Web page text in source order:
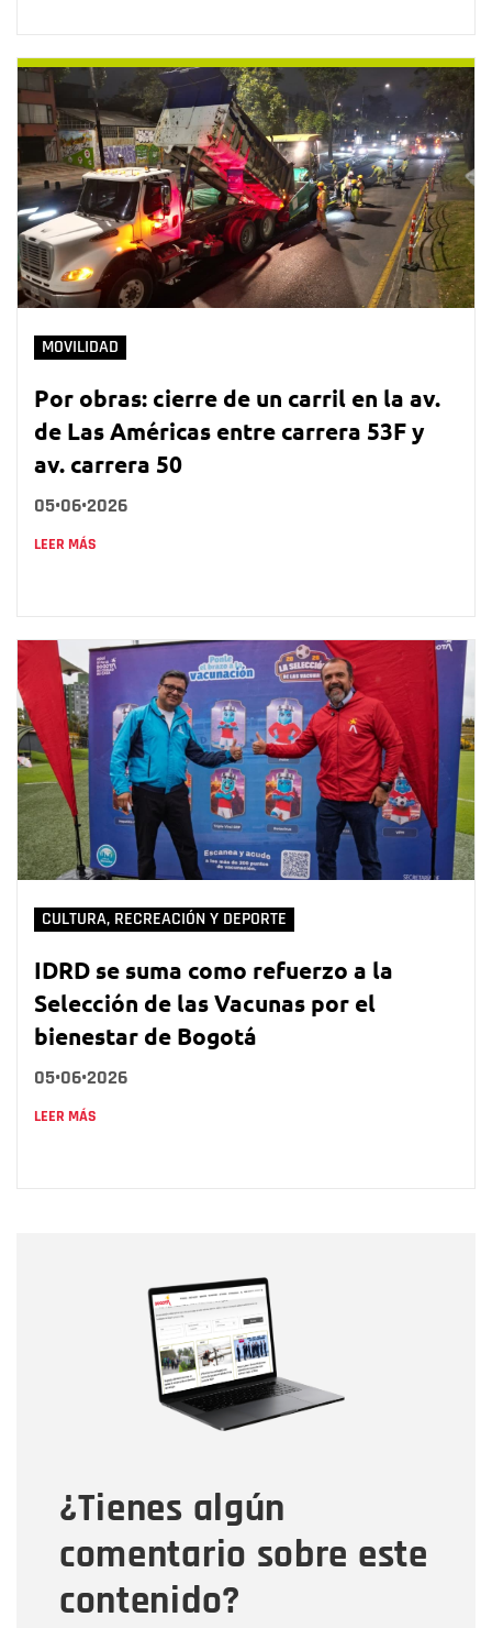
MOVILIDAD
Por obras: cierre de un carril en la av.
de Las Américas entre carrera 53F y
av. carrera 50
05•06•2026
LEER MÁS
CULTURA, RECREACIÓN Y DEPORTE
IDRD se suma como refuerzo a la
Selección de las Vacunas por el
bienestar de Bogotá
05•06•2026
LEER MÁS
¿Tienes algún
comentario sobre este
contenido?
Correo electrónico
Tipo de comentario
Mensaje